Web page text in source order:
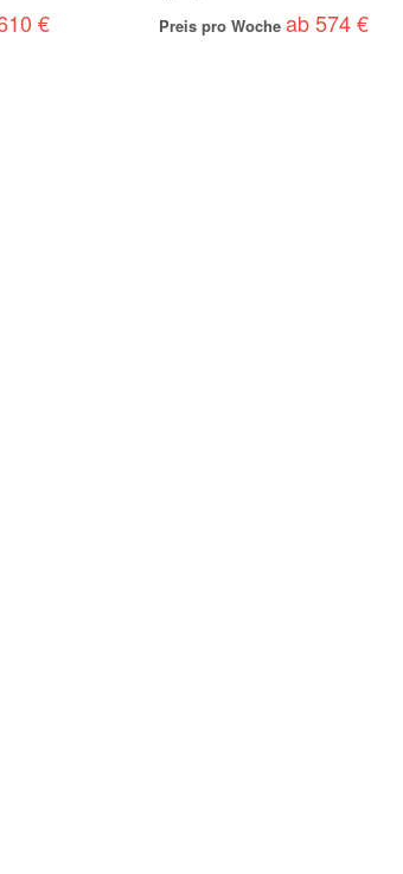
€
Preis pro Woche ab 574 €